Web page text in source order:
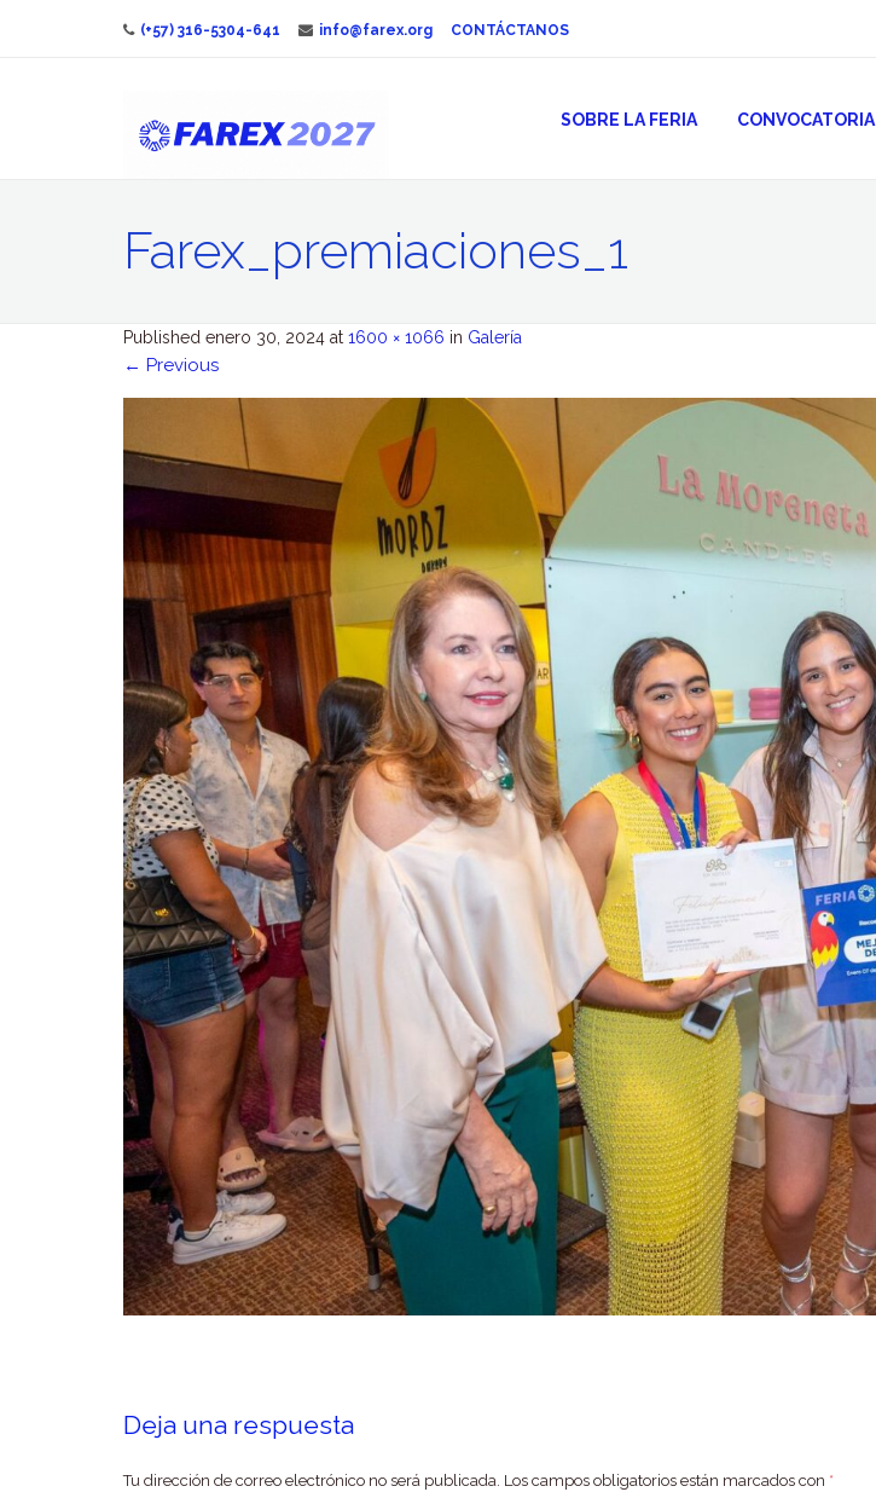
(+57) 316-5304-641 info@farex.org CONTÁCTANOS
SOBRE LA FERIA CONVOCATORIA
Farex_premiaciones_1
Published enero 30, 2024 at 1600 × 1066 in Galería
← Previous
Deja una respuesta
Tu dirección de correo electrónico no será publicada. Los campos obligatorios están marcados con *